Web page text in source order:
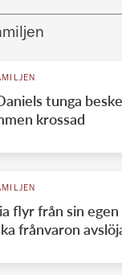
tunga
krossad
flyr från sin egen
frånvaron